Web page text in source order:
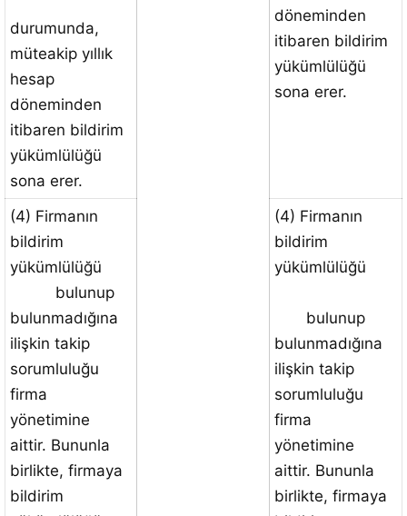
durumunda,
müteakip yıllık
hesap
döneminden
itibaren bildirim
yükümlülüğü
sona erer.
döneminden
itibaren bildirim
yükümlülüğü
sona erer.
(4) Firmanın
bildirim
yükümlülüğü
bulunup
bulunmadığına
ilişkin takip
sorumluluğu
firma
yönetimine
aittir. Bununla
birlikte, firmaya
bildirim
(4) Firmanın
bildirim
yükümlülüğü
bulunup
bulunmadığına
ilişkin takip
sorumluluğu
firma
yönetimine
aittir. Bununla
birlikte, firmaya